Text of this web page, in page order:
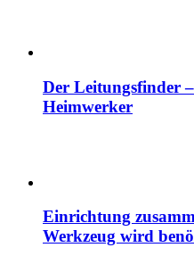
Der Leitungsfinder
Heimwerker
Einrichtung
Werkzeug wird